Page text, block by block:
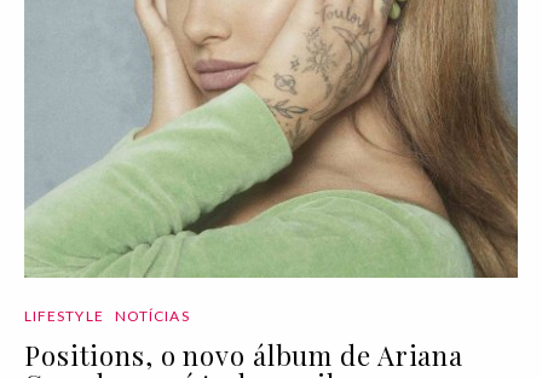
LIFESTYLE NOTÍCIAS
Positions, o novo álbum de Ariana